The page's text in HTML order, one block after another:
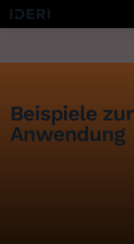
DEEN
Beispiele zur
Anwendung